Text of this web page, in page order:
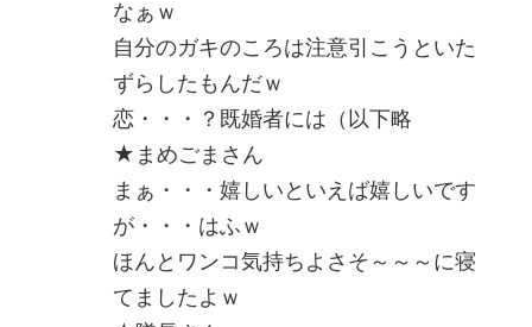
なぁｗ
自分のガキのころは注意引こうといた
ずらしたもんだｗ
恋・・・？既婚者には（以下略
★まめごまさん
まぁ・・・嬉しいといえば嬉しいです
が・・・はふｗ
ほんとワンコ気持ちよさそ～～～に寝
てましたよｗ